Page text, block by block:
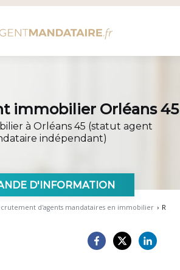
immobilier Orléans 45
à Orléans 45 (statut agent
indépendant)
D'INFORMATION
d'agents mandataires en immobilier ›